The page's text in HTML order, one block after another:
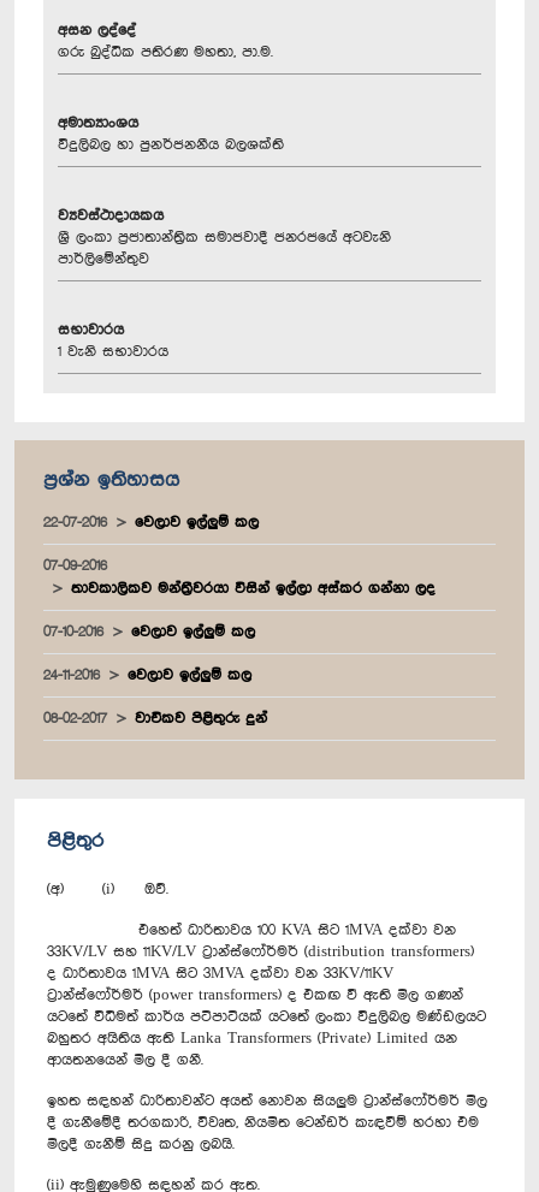
අසන ලද්දේ
ගරු බුද්ධික පතිරණ මහතා, පා.ම.
අමාත්‍යාංශය
විදුලිබල හා පුනර්ජනනීය බලශක්ති
ව්‍යවස්ථාදායකය
ශ්‍රී ලංකා ප්‍රජාතාන්ත්‍රික සමාජවාදී ජනරජයේ අටවැනි
පාර්ලිමේන්තුව
සභාවාරය
1 වැනි සභාවාරය
ප්‍රශ්න ඉතිහාසය
22-07-2016 වෙලාව ඉල්ලුම් කල
07-09-2016
තාවකාලිකව මන්ත්‍රීවරයා විසින් ඉල්ලා අස්කර ගන්නා ලද
07-10-2016 වෙලාව ඉල්ලුම් කල
24-11-2016 වෙලාව ඉල්ලුම් කල
08-02-2017 වාචිකව පිළිතුරු දුන්
පිළිතුර
(අ) (i) ඔව්.
එහෙත් ධාරිතාවය 100 KVA සිට 1MVA දක්වා වන
33KV/LV සහ 11KV/LV ට්‍රාන්ස්ෆෝර්මර් (distribution transformers)
ද ධාරිතාවය 1MVA සිට 3MVA දක්වා වන 33KV/11KV
ට්‍රාන්ස්ෆෝර්මර් (power transformers) ද එකඟ වී ඇති මිල ගණන්
යටතේ විධිමත් කාර්ය පටිපාටියක් යටතේ ලංකා විදුලිබල මණ්ඩලයට
බහුතර අයිතිය ඇති Lanka Transformers (Private) Limited යන
ආයතනයෙන් මිල දී ගනී.
ඉහත සඳහන් ධාරිතාවන්ට අයත් නොවන සියලුම ට්‍රාන්ස්ෆෝර්මර් මිල
දී ගැනීමේදී තරගකාරි, විවෘත, නියමිත ටෙන්ඩර් කැඳවීම් හරහා එම
මිලදී ගැනීම් සිදු කරනු ලබයි.
(ii) ඇමුණුමෙහි සඳහන් කර ඇත.